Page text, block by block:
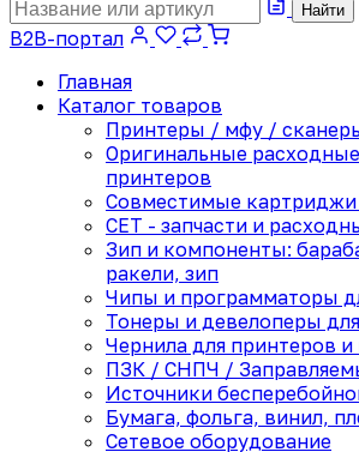
Найти
B2B-портал
Главная
Каталог товаров
Принтеры / мфу /
Оригинальные
принтеров
Совместимые картриджи
CET - запчасти и
Зип и компоненты:
ракели, зип
Чипы и программаторы
Тонеры и девелоперы
Чернила для принтеров и
ПЗК / СНПЧ /
Источники
Бумага, фольга, винил,
Сетевое оборудование